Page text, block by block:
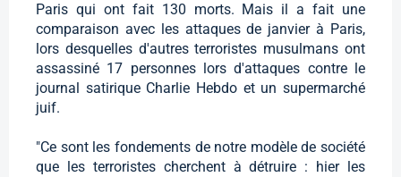
Paris qui ont fait 130 morts. Mais il a fait une
comparaison avec les attaques de janvier à Paris,
lors desquelles d'autres terroristes musulmans ont
assassiné 17 personnes lors d'attaques contre le
journal satirique Charlie Hebdo et un supermarché
juif.
"Ce sont les fondements de notre modèle de société
que les terroristes cherchent à détruire : hier les